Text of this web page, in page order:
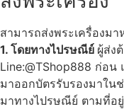
สามารถส่งพระเครื่องมา
1. โดยทางไปรษณีย์ ผู้ส่ง
Line:@TShop888 ก่อน
มาออกบัตรรับรองมาใน
มาทางไปรษณีย์ ตามที่อ